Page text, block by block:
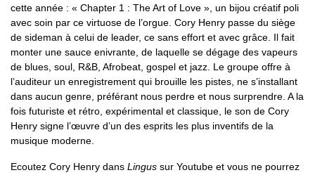
cette année : « Chapter 1 : The Art of Love », un bijou créatif poli
avec soin par ce virtuose de l’orgue. Cory Henry passe du siège
de sideman à celui de leader, ce sans effort et avec grâce. Il fait
monter une sauce enivrante, de laquelle se dégage des vapeurs
de blues, soul, R&B, Afrobeat, gospel et jazz. Le groupe offre à
l’auditeur un enregistrement qui brouille les pistes, ne s’installant
dans aucun genre, préférant nous perdre et nous surprendre. A la
fois futuriste et rétro, expérimental et classique, le son de Cory
Henry signe l’œuvre d’un des esprits les plus inventifs de la
musique moderne.
Ecoutez Cory Henry dans Lingus sur Youtube et vous ne pourrez